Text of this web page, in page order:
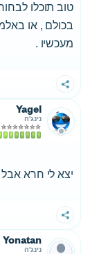
טוב תוכלו
מעכשיו .
שתף
Yagel
נינג'ה
יצא לי חרא אבל
שתף
Yonatan
נינג'ה